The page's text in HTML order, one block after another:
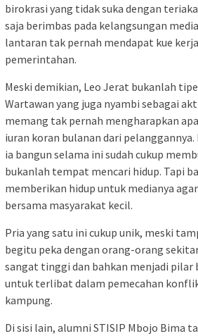
birokrasi yang tidak suka dengan
saja berimbas pada kelangsungan
lantaran tak pernah mendapat kue
pemerintahan.
Meski demikian, Leo Jerat bukanlah
Wartawan yang juga nyambi sebagai
memang tak pernah mengharapkan
iuran koran bulanan dari
ia bangun selama ini sudah cukup
bukanlah tempat mencari hidup. Tapi
memberikan hidup untuk medianya
bersama masyarakat kecil.
Pria yang satu ini cukup unik, meski
begitu peka dengan orang-orang
sangat tinggi dan bahkan menjadi pilar
untuk terlibat dalam pemecahan
kampung.
Di sisi lain, alumni STISIP Mbojo Bima